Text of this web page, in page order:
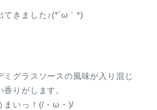
てきました♪(*´ω｀*)
ミグラスソースの風味が入り混じ
香りがします。
まいっ！(/・ω・)/